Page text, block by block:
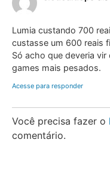
Lumia custando 700
custasse um 600 reais
Só acho que deveria
games mais pesados.
Acesse para responder
Você precisa fazer o
comentário.